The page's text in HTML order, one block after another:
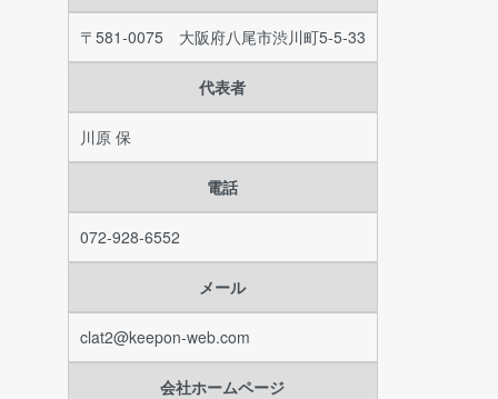
〒581-0075 大阪府八尾市渋川町5-5-33
代表者
川原 保
電話
072-928-6552
メール
clat2@keepon-web.com
会社ホームページ